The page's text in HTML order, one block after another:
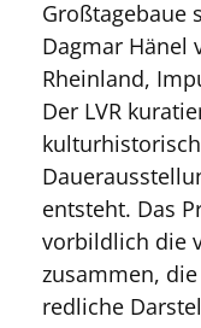
Großtagebaue
Dagmar Hänel
Rheinland,
Der LVR
entsteht. Das
vorbildlich die
zusammen,
redliche